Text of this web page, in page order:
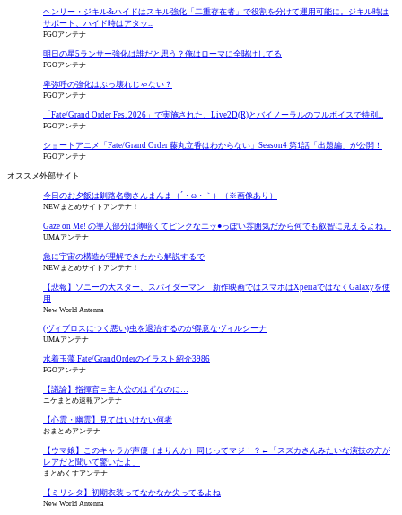
ヘンリー・ジキル&ハイドはスキル強化「二重存在者」で役割を分けて運用可能に。ジキル時は
サポート、ハイド時はアタッ...
FGOアンテナ
明日の星5ランサー強化は誰だと思う？俺はローマに全賭けしてる
FGOアンテナ
卑弥呼の強化はぶっ壊れじゃない？
FGOアンテナ
「Fate/Grand Order Fes. 2026」で実施された、Live2D(R)とバイノーラルのフルボイスで特別...
FGOアンテナ
ショートアニメ「Fate/Grand Order 藤丸立香はわからない」Season4 第1話「出題編」が公開！
FGOアンテナ
オススメ外部サイト
今日のお夕飯は釧路名物さんまんま（´・ω・｀）（※画像あり）
NEWまとめサイトアンテナ！
Gaze on Me! の導入部分は薄暗くてピンクなエッ●っぽい雰囲気だから何でも叡智に見えるよね。
UMAアンテナ
急に宇宙の構造が理解できたから解説するで
NEWまとめサイトアンテナ！
【悲報】ソニーの大スター、スパイダーマン 新作映画ではスマホはXperiaではなくGalaxyを使
用
New World Antenna
(ヴィブロスにつく悪い)虫を退治するのが得意なヴィルシーナ
UMAアンテナ
水着玉藻 Fate/GrandOrderのイラスト紹介3986
FGOアンテナ
【議論】指揮官＝主人公のはずなのに…
ニケまとめ速報アンテナ
【心霊・幽霊】見てはいけない何者
おまとめアンテナ
【ウマ娘】このキャラが声優（まりんか）同じってマジ！？←「スズカさんみたいな演技の方が
レアだと聞いて驚いたよ」
まとめくすアンテナ
【ミリシタ】初期衣装ってなかなか尖ってるよね
New World Antenna